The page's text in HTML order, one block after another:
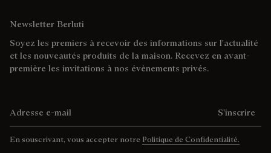
Newsletter Berluti
Soyez les premiers à recevoir des informations sur l'actualité
et les nouveautés produits de la maison. Recevez en avant-
première les invitations à nos évènements privés.
S'inscrire
En souscrivant, vous accepter notre Politique de Confidentialité.